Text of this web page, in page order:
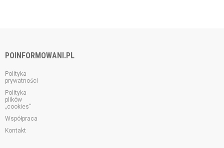
POINFORMOWANI.PL
Polityka
prywatności
Polityka
plików
„cookies”
Współpraca
Kontakt